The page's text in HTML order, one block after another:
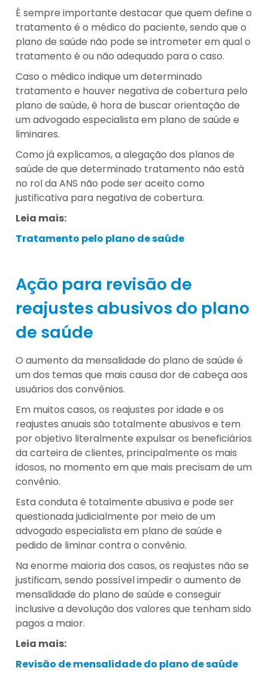
É sempre importante destacar que quem define o
tratamento é o médico do paciente, sendo que o
plano de saúde não pode se intrometer em qual o
tratamento é ou não adequado para o caso.
Caso o médico indique um determinado
tratamento e houver negativa de cobertura pelo
plano de saúde, é hora de buscar orientação de
um advogado especialista em plano de saúde e
liminares.
Como já explicamos, a alegação dos planos de
saúde de que determinado tratamento não está
no rol da ANS não pode ser aceito como
justificativa para negativa de cobertura.
Leia mais:
Tratamento pelo plano de saúde
Ação para revisão de
reajustes abusivos do plano
de saúde
O aumento da mensalidade do plano de saúde é
um dos temas que mais causa dor de cabeça aos
usuários dos convênios.
Em muitos casos, os reajustes por idade e os
reajustes anuais são totalmente abusivos e tem
por objetivo literalmente expulsar os beneficiários
da carteira de clientes, principalmente os mais
idosos, no momento em que mais precisam de um
convênio.
Esta conduta é totalmente abusiva e pode ser
questionada judicialmente por meio de um
advogado especialista em plano de saúde e
pedido de liminar contra o convênio.
Na enorme maioria dos casos, os reajustes não se
justificam, sendo possível impedir o aumento de
mensalidade do plano de saúde e conseguir
inclusive a devolução dos valores que tenham sido
pagos a maior.
Leia mais:
Revisão de mensalidade do plano de saúde